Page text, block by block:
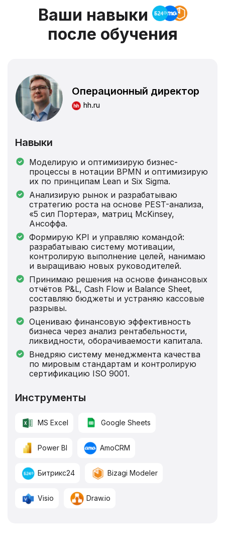
и сделками
Битрикс24. Как работать с
аналитикой и отчетами
эффективно презентовать
Как делать захватывающие
внимание презентации
36. Работа с Excel и Google-
таблицами
Бонусный блок
Ключевые функции для работы
Визуализация данных
Ваши навыки
после обучения
Операционный директор
hh.ru
Навыки
Моделирую и оптимизирую бизнес-
процессы в нотации BPMN и оптимизирую
их по принципам Lean и Six Sigma.
Анализирую рынок и разрабатываю
стратегию роста на основе PEST-анализа,
«5 сил Портера», матриц McKinsey,
Ансоффа.
Формирую KPI и управляю командой:
разрабатываю систему мотивации,
контролирую выполнение целей, нанимаю
и выращиваю новых руководителей.
Принимаю решения на основе финансовых
отчётов P&L, Cash Flow и Balance Sheet,
составляю бюджеты и устраняю кассовые
разрывы.
Оцениваю финансовую эффективность
бизнеса через анализ рентабельности,
ликвидности, оборачиваемости капитала.
Внедряю систему менеджмента качества
по мировым стандартам и контролирую
сертификацию ISO 9001.
Инструменты
MS Excel Google Sheets
Power BI AmoCRM
Битрикс24 Bizagi Modeler
Visio Draw.io